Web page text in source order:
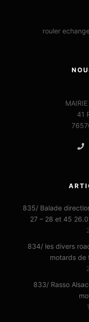
rouler
41
835/ Balade
27 – 28 et 45
834/ les divers
motards de
833/ Rasso